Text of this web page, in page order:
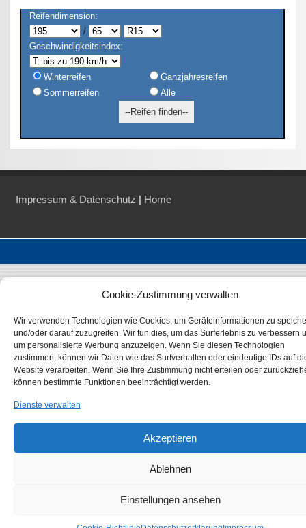
Cookie-Zustimmung verwalten
Wir verwenden Technologien wie Cookies, um Geräteinformationen zu
und/oder darauf zuzugreifen. Wir tun dies, um das Surferlebnis zu verbessern
um personalisierte Werbung anzuzeigen. Wenn Sie diesen Technologien
zustimmen, können wir Daten wie das Surfverhalten oder eindeutige IDs auf
Website verarbeiten. Wenn Sie Ihre Zustimmung nicht erteilen oder
können bestimmte Funktionen beeinträchtigt werden.
Dienste verwalten
Akzeptieren
Ablehnen
Einstellungen ansehen
Reifendimension:
/
Geschwindigkeitsindex:
Winterreifen
Ganzjahresreifen
Sommerreifen
Alle
Impressum & Datenschutz | Home